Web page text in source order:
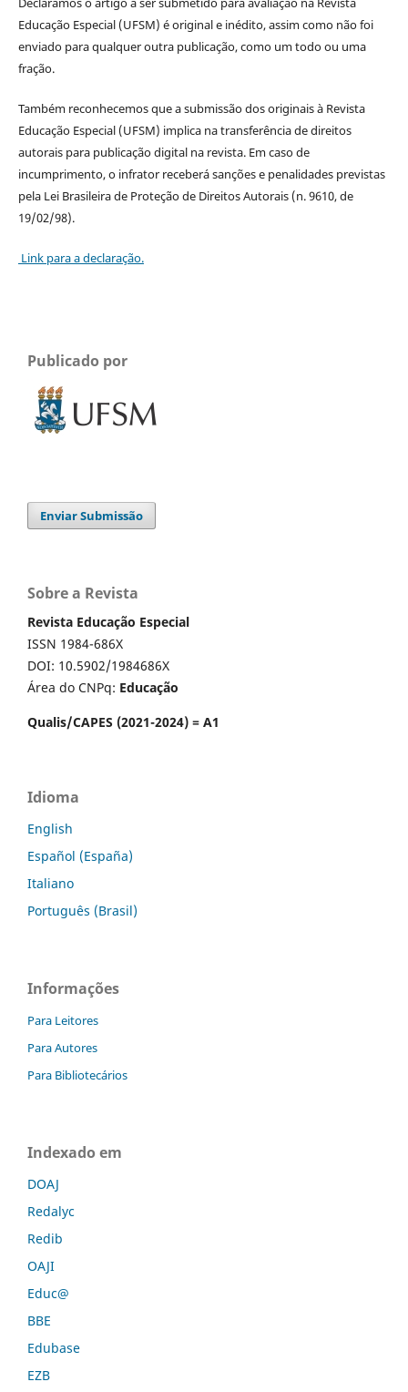
Educação Especial (UFSM) é original e inédito, assim como não foi
enviado para qualquer outra publicação, como um todo ou uma
fração.
Também reconhecemos que a submissão dos originais à Revista
Educação Especial (UFSM) implica na transferência de direitos
autorais para publicação digital na revista. Em caso de
incumprimento, o infrator receberá sanções e penalidades previstas
pela Lei Brasileira de Proteção de Direitos Autorais (n. 9610, de
19/02/98).
Link para a declaração.
Publicado por
Enviar Submissão
Sobre a Revista
Revista Educação Especial
ISSN 1984-686X
DOI: 10.5902/1984686X
Área do CNPq: Educação
Qualis/CAPES (2021-2024) = A1
Idioma
English
Español (España)
Italiano
Português (Brasil)
Informações
Para Leitores
Para Autores
Para Bibliotecários
Indexado em
DOAJ
Redalyc
Redib
OAJI
Educ@
BBE
Edubase
EZB